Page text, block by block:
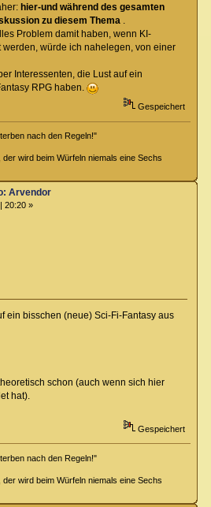
hier-und während des gesamten
zu diesem Thema .
Problem damit haben, wenn KI-
würde ich nahelegen, von einer
Interessenten, die Lust auf ein
RPG haben.
Gespeichert
nach den Regeln!"
wird beim Würfeln niemals eine Sechs
Arvendor
20:20 »
ein bisschen (neue) Sci-Fi-Fantasy aus
schon (auch wenn sich hier
hat).
Gespeichert
nach den Regeln!"
wird beim Würfeln niemals eine Sechs